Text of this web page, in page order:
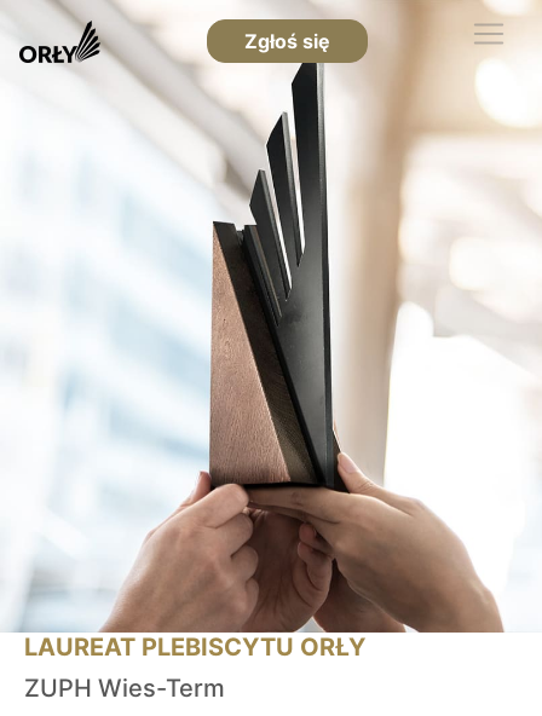
Zgłoś się
LAUREAT PLEBISCYTU ORŁY
ZUPH Wies-Term